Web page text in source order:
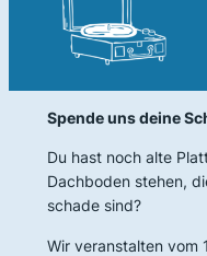
Spende uns deine
Du hast noch alte
Dachboden stehen,
schade sind?
Wir veranstalten vom